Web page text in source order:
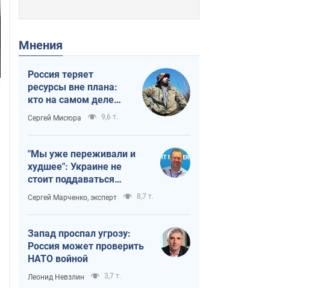
Мнения
Россия теряет
ресурсы вне плана:
кто на самом деле
диктует темп войны
Сергей Мисюра 9,6 т.
"Мы уже переживали и
худшее": Украине не
стоит поддаваться
отчаянию из-за
ракетного террора
Сергей Марченко, эксперт 8,7 т.
Запад проспал угрозу:
Россия может проверить
НАТО войной
Леонид Невзлин 3,7 т.